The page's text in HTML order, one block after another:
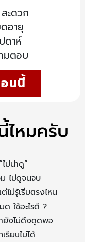
ะดวก
อายุ
ดาห์
มตอบ
นนี้
หมครับ
ม่น่าดู”
ไม่ดูจนจบ
ม่รู้เริ่มตรงไหน
ด ใช้อะไรดี ?
ยังไม่ดึงดูดพอ
รียนไม่ได้